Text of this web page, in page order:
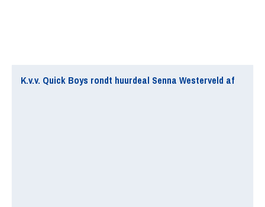
K.v.v. Quick Boys rondt huurdeal Senna Westerveld af